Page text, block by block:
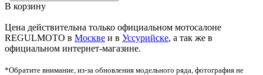
В корзину
Цена действительна только официальном мотосалоне
REGULMOTO в Москве и в Уссурийске, а так же в
официальном интернет-магазине.
*Обратите внимание, из-за обновления модельного ряда, фотография не